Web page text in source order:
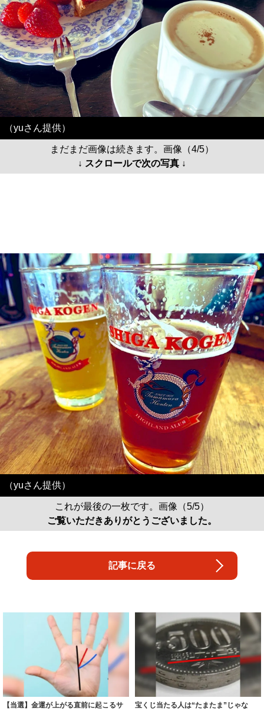
（yuさん提供）
まだまだ画像は続きます。画像（4/5）
↓ スクロールで次の写真 ↓
（yuさん提供）
これが最後の一枚です。画像（5/5）
ご覧いただきありがとうございました。
記事に戻る
【当選】金運が上がる直前に起こるサ
宝くじ当たる人は“たまたま”じゃな